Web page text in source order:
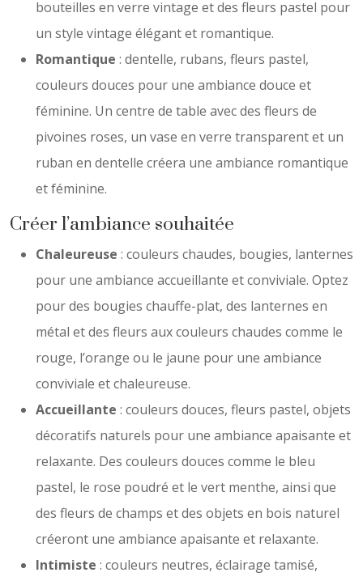
bouteilles en verre vintage et des fleurs pastel pour
un style vintage élégant et romantique.
Romantique : dentelle, rubans, fleurs pastel,
couleurs douces pour une ambiance douce et
féminine. Un centre de table avec des fleurs de
pivoines roses, un vase en verre transparent et un
ruban en dentelle créera une ambiance romantique
et féminine.
Créer l’ambiance souhaitée
Chaleureuse : couleurs chaudes, bougies, lanternes
pour une ambiance accueillante et conviviale. Optez
pour des bougies chauffe-plat, des lanternes en
métal et des fleurs aux couleurs chaudes comme le
rouge, l’orange ou le jaune pour une ambiance
conviviale et chaleureuse.
Accueillante : couleurs douces, fleurs pastel, objets
décoratifs naturels pour une ambiance apaisante et
relaxante. Des couleurs douces comme le bleu
pastel, le rose poudré et le vert menthe, ainsi que
des fleurs de champs et des objets en bois naturel
créeront une ambiance apaisante et relaxante.
Intimiste : couleurs neutres, éclairage tamisé,